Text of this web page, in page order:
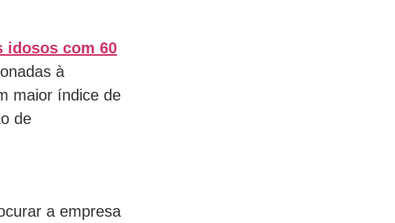
idosos com 60
à
maior índice de
de
a empresa